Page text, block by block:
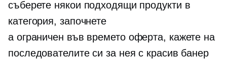
съберете някои подходящи продукти в
категория, започнете
a ограничен във времетооферта, кажете на
последователите си за нея с красив банер